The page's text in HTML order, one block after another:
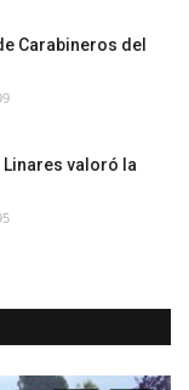
Carabineros del
valoró la